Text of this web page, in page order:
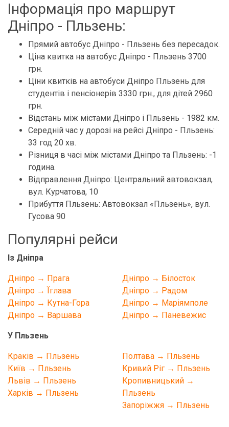
Інформація про маршрут
Дніпро - Пльзень:
Прямий автобус Дніпро - Пльзень без пересадок.
Ціна квитка на автобус Дніпро - Пльзень 3700
грн.
Ціни квитків на автобуси Дніпро Пльзень для
студентів і пенсіонерів 3330 грн., для дітей 2960
грн.
Відстань між містами Дніпро і Пльзень - 1982 км.
Середній час у дорозі на рейсі Дніпро - Пльзень:
33 год 20 хв.
Різниця в часі між містами Дніпро та Пльзень: -1
година.
Відправлення Дніпро: Центральний автовокзал,
вул. Курчатова, 10
Прибуття Пльзень: Автовокзал «Пльзень», вул.
Гусова 90
Популярні рейси
Із Дніпра
Дніпро → Прага
Дніпро → Їглава
Дніпро → Кутна-Гора
Дніпро → Варшава
Дніпро → Білосток
Дніпро → Радом
Дніпро → Маріямполе
Дніпро → Паневежис
У Пльзень
Краків → Пльзень
Київ → Пльзень
Львів → Пльзень
Харків → Пльзень
Полтава → Пльзень
Кривий Ріг → Пльзень
Кропивницький →
Пльзень
Запоріжжя → Пльзень